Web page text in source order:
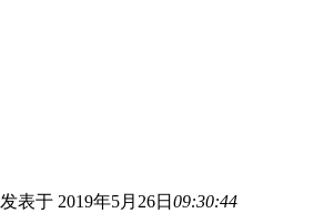
发表于 2019年5月26日 09:30:44